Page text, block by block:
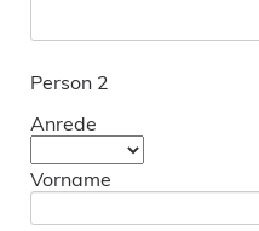
Person 2
Anrede
Vorname